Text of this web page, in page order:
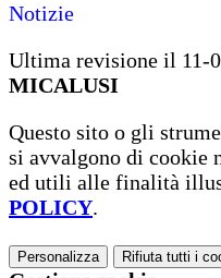
Notizie
Ultima revisione il 11-
MICALUSI
Questo sito o gli
si avvalgono di cookie
ed utili alle finalità
POLICY.
Personalizza Rifiuta tutti i